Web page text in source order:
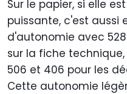
Sur le papier, si elle
puissante, c'est aussi
d'autonomie avec 528
sur la fiche
506 et 406 pour les
Cette autonomie